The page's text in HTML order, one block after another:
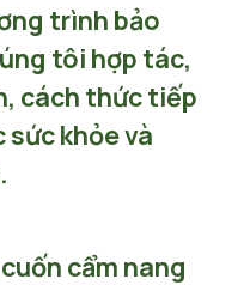
trình bảo
tôi hợp tác,
cách thức tiếp
sức khỏe và
cẩm nang